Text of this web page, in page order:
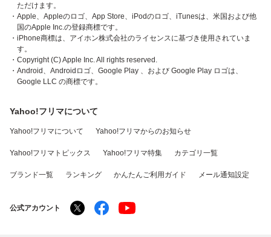
ただけます。
・Apple、Appleのロゴ、App Store、iPodのロゴ、iTunesは、米国および他
国のApple Inc.の登録商標です。
・iPhone商標は、アイホン株式会社のライセンスに基づき使用されていま
す。
・Copyright (C) Apple Inc. All rights reserved.
・Android、Androidロゴ、Google Play 、および Google Play ロゴは、
Google LLC の商標です。
Yahoo!フリマについて
Yahoo!フリマについて Yahoo!フリマからのお知らせ
Yahoo!フリマトピックス Yahoo!フリマ特集 カテゴリ一覧
ブランド一覧 ランキング かんたんご利用ガイド メール通知設定
公式アカウント